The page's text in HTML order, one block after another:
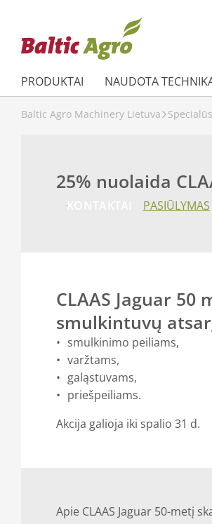
PRODUKTAI NAUDOTA
Baltic Agro Machinery Lietuva
25% nuolaida
KONTAKTAI PASIŪLYMAS
CLAAS Jaguar
smulkintuvų
smulkinimo peiliams,
varžtams,
galąstuvams,
priešpeiliams.
Akcija galioja iki spalio 31 d.
Apie CLAAS Jaguar 50-metį